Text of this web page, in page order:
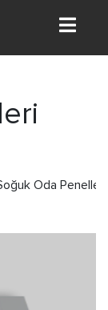
Oda Penelleri